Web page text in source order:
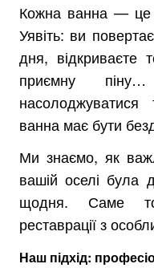
Кожна ванна — це
Уявіть: ви
дня, відкриваєте
приємну
ванна має бути
Ми знаємо, як
вашій оселі була
щодня. Саме
реставрації з
Наш підхід: